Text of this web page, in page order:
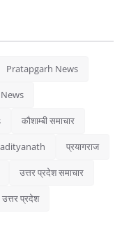
Pratapgarh News
कौशाम्बी समाचार
प्रयागराज
उत्तर प्रदेश समाचार
उत्तर प्रदेश